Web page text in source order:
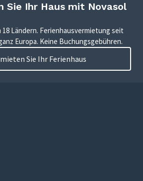
Sie Ihr Haus mit Novasol
18 Ländern. Ferienhausvermietung seit
Europa. Keine Buchungsgebühren.
Sie Ihr Ferienhaus